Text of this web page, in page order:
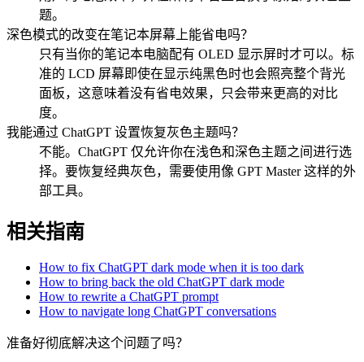
题。
深色模式的改变在笔记本屏幕上能省电吗？
只有当你的笔记本电脑配有 OLED 显示屏时才可以。标
准的 LCD 屏幕即使在显示纯黑色时也会照亮整个背光
面板，这意味着没有省电效果，只会带来更高的对比
度。
我能通过 ChatGPT 设置恢复灰色主题吗？
不能。ChatGPT 仅允许你在浅色和深色主题之间进行选
择。要恢复经典灰色，需要使用像 GPT Master 这样的外
部工具。
相关指南
How to fix ChatGPT dark mode when it is too dark
How to bring back the old ChatGPT dark mode
How to rewrite a ChatGPT prompt
How to navigate long ChatGPT conversations
准备好彻底解决这个问题了吗？